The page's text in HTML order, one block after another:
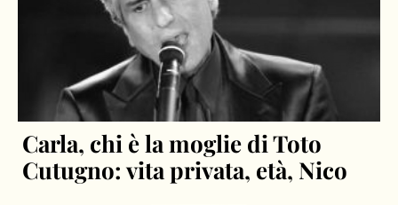
Carla, chi è la moglie di Toto
Cutugno: vita privata, età, Nico